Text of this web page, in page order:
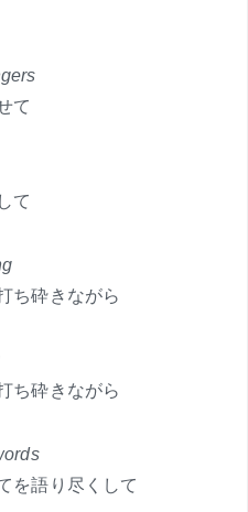
て
て
ち砕きながら
ち砕きながら
を語り尽くして